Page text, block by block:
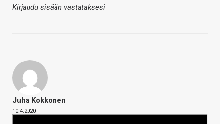
Kirjaudu sisään vastataksesi
Juha Kokkonen
10.4.2020